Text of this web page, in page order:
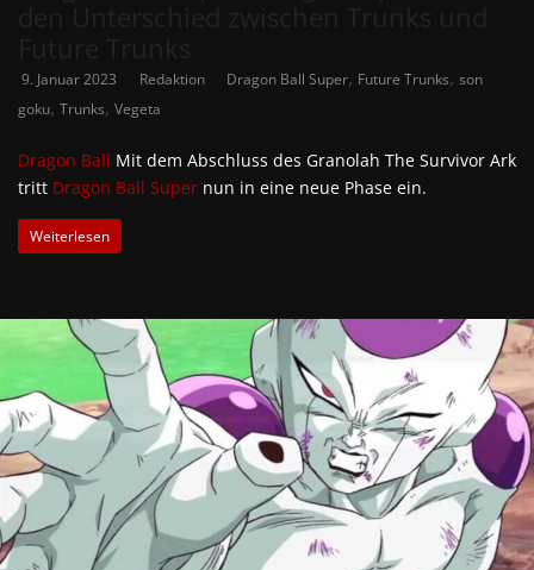
9. Januar 2023 Redaktion Dragon Ball Super, Future Trunks, son
goku, Trunks, Vegeta
Dragon Ball Mit dem Abschluss des Granolah The Survivor Ark
tritt Dragon Ball Super nun in eine neue Phase ein.
Weiterlesen